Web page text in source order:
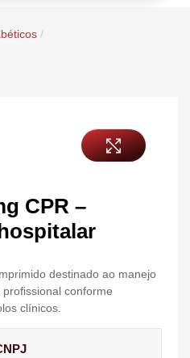
/
CPR –
destinado ao manejo
conforme
clínicos.